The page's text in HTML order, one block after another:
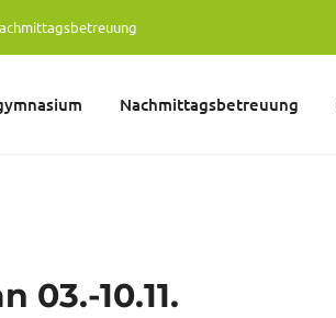
Nachmittagsbetreuung
03.-10.11.